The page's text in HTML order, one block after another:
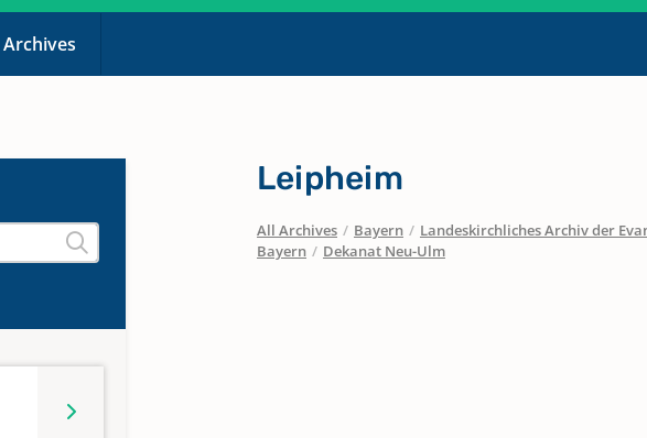
Leipheim
All Archives / Bayern / Landeskirchliches Archiv der
Bayern / Dekanat Neu-Ulm